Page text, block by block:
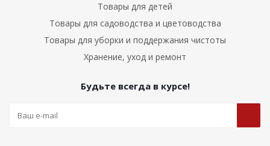
Товары для детей
Товары для садоводства и цветоводства
Товары для уборки и поддержания чистоты
Хранение, уход и ремонт
Будьте всегда в курсе!